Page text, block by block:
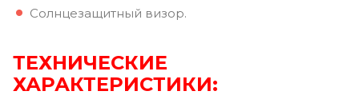
Солнцезащитный визор.
ТЕХНИЧЕСКИЕ
ХАРАКТЕРИСТИКИ: